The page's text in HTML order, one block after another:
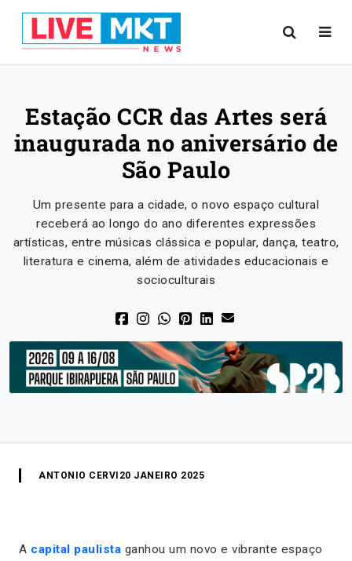
Estação CCR das Artes será
inaugurada no aniversário de
São Paulo
Um presente para a cidade, o novo espaço cultural
receberá ao longo do ano diferentes expressões
artísticas, entre músicas clássica e popular, dança, teatro,
literatura e cinema, além de atividades educacionais e
socioculturais
ANTONIO CERVI 20 JANEIRO 2025
A capital paulista ganhou um novo e vibrante espaço